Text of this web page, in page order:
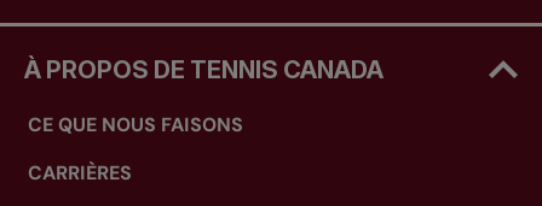
À PROPOS DE TENNIS CANADA
CE QUE NOUS FAISONS
CARRIÈRES